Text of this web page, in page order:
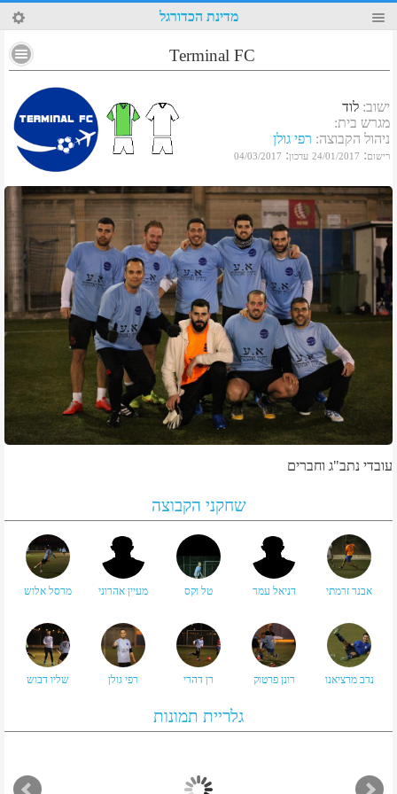
69 מדינת הכדורגל
Terminal FC
ישוב: לוד
מגרש בית:
ניהול הקבוצה: רפי גולן
רישום:
24/01/2017 עדכון:
04/03/2017
עובדי נתב"ג וחברים
שחקני הקבוצה
אבנר זרמתי דניאל עמר טל וקס מעיין אהרוני מרסל אלוש
נדב מרציאנו רונן פרטוק רן דהרי רפי גולן שליו דבוש
גלריית תמונות